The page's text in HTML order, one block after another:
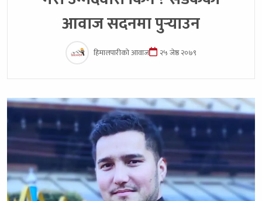
आवाज सदनमा पुर्‍याउन
हिमालपारीको आवाज २५ जेष्ठ २०७९